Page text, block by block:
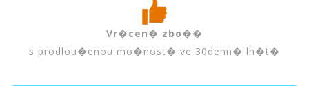
Vr�cen� zbo��
s prodlou�enou mo�nost� ve 30denn� lh�t�